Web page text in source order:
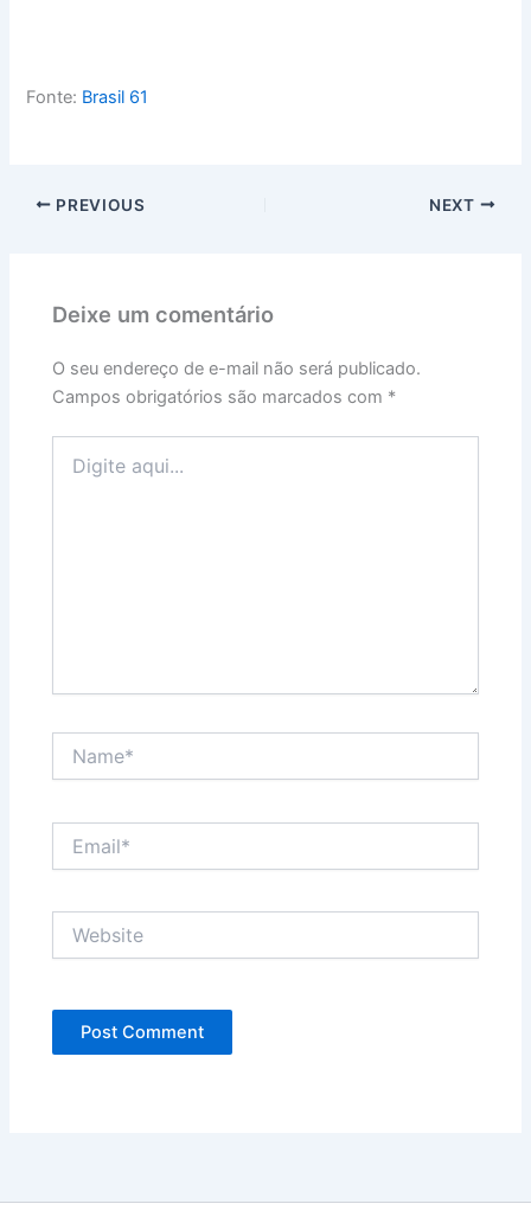
Fonte: Brasil 61
PREVIOUS NEXT
Deixe um comentário
O seu endereço de e-mail não será publicado.
Campos obrigatórios são marcados com *
aqui...